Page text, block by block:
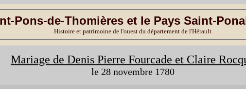
Pons-de-Thomières et le Pays Saint-
Histoire et patrimoine de l'ouest du département de l'Hérault
Mariage de Denis Pierre Fourcade et Claire
le 28 novembre 1780